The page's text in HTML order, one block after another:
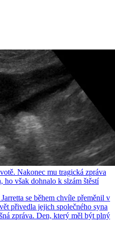
Nakonec mu tragická zpráva
však dohnalo k slzám štěstí
se během chvíle přeměnil v
přivedla jejich společného syna
zpráva. Den, který měl být plný